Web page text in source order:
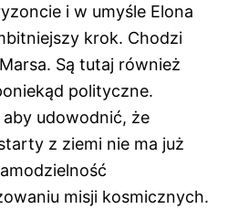
i w umyśle Elona
krok. Chodzi
Są tutaj również
polityczne.
udowodnić, że
z ziemi nie ma już
misji kosmicznych.